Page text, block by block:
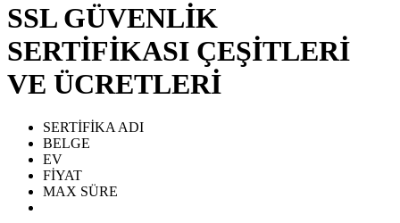
SSL GÜVENLİK
SERTİFİKASI ÇEŞİTLERİ
VE ÜCRETLERİ
SERTİFİKA ADI
BELGE
EV
FİYAT
MAX SÜRE